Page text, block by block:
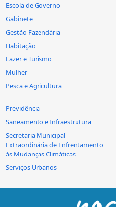
Escola de Governo
Gabinete
Gestão Fazendária
Habitação
Lazer e Turismo
Mulher
Pesca e Agricultura
Previdência
Saneamento e Infraestrutura
Secretaria Municipal
Extraordinária de Enfrentamento
às Mudanças Climáticas
Serviços Urbanos